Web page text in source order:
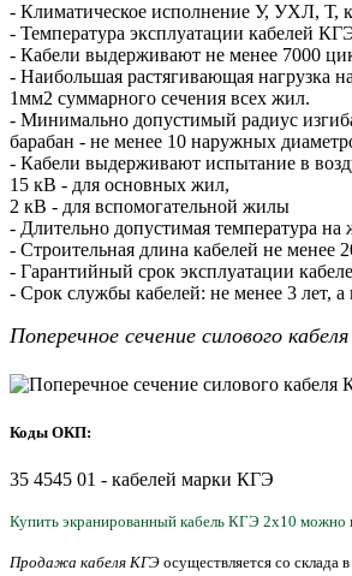
- Климатическое исполнение У, УХЛ, Т,
- Температура эксплуатации кабелей
- Кабели выдерживают не менее 7000
- Наибольшая растягивающая нагрузка
1мм2 суммарного сечения всех жил.
- Минимально допустимый радиус
барабан - не менее 10 наружных
- Кабели выдерживают испытание в
15 кВ - для основных жил,
2 кВ - для вспомогательной жилы
- Длительно допустимая температура на
- Строительная длина кабелей не менее
- Гарантийный срок эксплуатации
- Срок службы кабелей: не менее 3 лет,
Поперечное сечение силового
Коды ОКП:
35 4545 01 - кабелей марки КГЭ
Купить экранированный кабель КГЭ 2х10 можно
Продажа кабеля КГЭ осуществляется со склада